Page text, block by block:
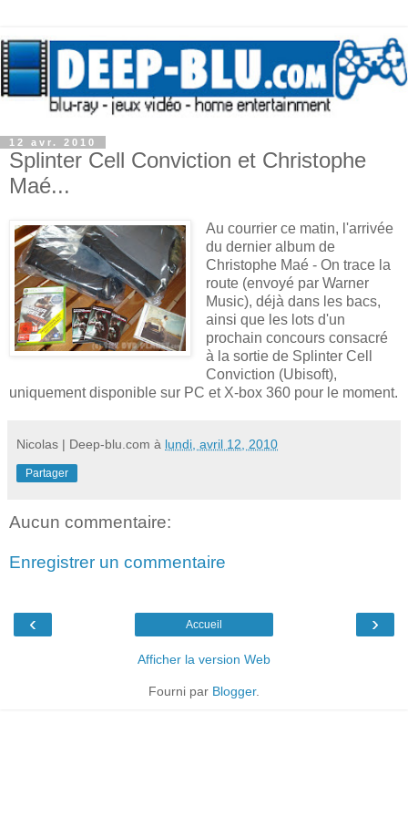
12 avr. 2010
Splinter Cell Conviction et Christophe
Maé...
Au courrier ce matin, l'arrivée
du dernier album de
Christophe Maé - On trace la
route (envoyé par Warner
Music), déjà dans les bacs,
ainsi que les lots d'un
prochain concours consacré
à la sortie de Splinter Cell
Conviction (Ubisoft),
uniquement disponible sur PC et X-box 360 pour le moment.
Nicolas | Deep-blu.com à lundi, avril 12, 2010
Partager
Aucun commentaire:
Enregistrer un commentaire
‹ ›
Accueil
Afficher la version Web
Fourni par Blogger.